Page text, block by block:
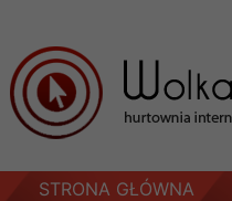
STRONA GŁÓWNA